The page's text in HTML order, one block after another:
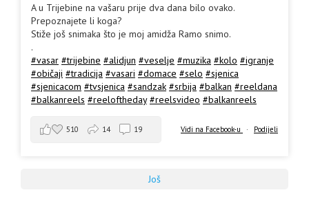
A u Trijebine na vašaru prije dva dana bilo ovako.
Prepoznajete li koga?
Stiže još snimaka što je moj amidža Ramo snimo.
.
#vasar #trijebine #alidjun #veselje #muzika #kolo #igranje
#običaji #tradicija #vasari #domace #selo #sjenica
#sjenicacom #tvsjenica #sandzak #srbija #balkan #reeldana
#balkanreels #reeloftheday #reelsvideo #balkanreels
Vidi na Facebook-u · Podijeli
510 14 19
Još